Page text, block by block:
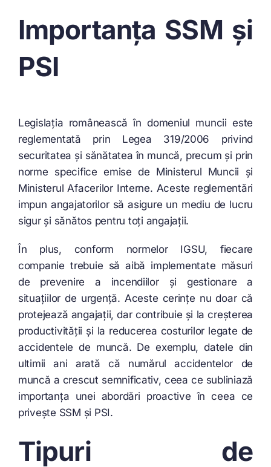
Importanța SSM și
PSI
Legislația românească în domeniul muncii este
reglementată prin Legea 319/2006 privind
securitatea și sănătatea în muncă, precum și prin
norme specifice emise de Ministerul Muncii și
Ministerul Afacerilor Interne. Aceste reglementări
impun angajatorilor să asigure un mediu de lucru
sigur și sănătos pentru toți angajații.
În plus, conform normelor IGSU, fiecare
companie trebuie să aibă implementate măsuri
de prevenire a incendiilor și gestionare a
situațiilor de urgență. Aceste cerințe nu doar că
protejează angajații, dar contribuie și la creșterea
productivității și la reducerea costurilor legate de
accidentele de muncă. De exemplu, datele din
ultimii ani arată că numărul accidentelor de
muncă a crescut semnificativ, ceea ce subliniază
importanța unei abordări proactive în ceea ce
privește SSM și PSI.
Tipuri de